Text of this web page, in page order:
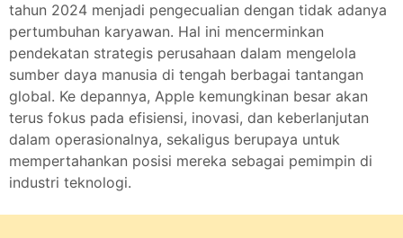
tahun 2024 menjadi pengecualian dengan tidak adanya
pertumbuhan karyawan. Hal ini mencerminkan
pendekatan strategis perusahaan dalam mengelola
sumber daya manusia di tengah berbagai tantangan
global. Ke depannya, Apple kemungkinan besar akan
terus fokus pada efisiensi, inovasi, dan keberlanjutan
dalam operasionalnya, sekaligus berupaya untuk
mempertahankan posisi mereka sebagai pemimpin di
industri teknologi.